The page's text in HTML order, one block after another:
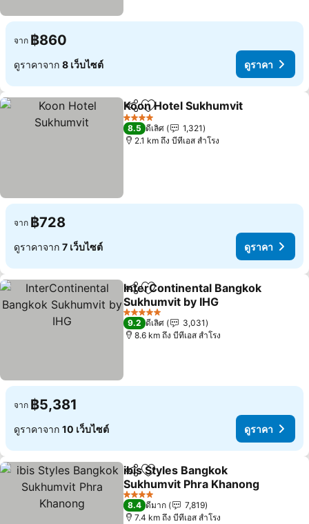
จาก ฿860
ดูราคาจาก 8 เว็บไซต์ ดูราคา
แชร์ เพิ่มในรายการโปรด
Koon Hotel Sukhumvit
4 ดาว
8.5 ดีเลิศ
1,321
2.1 km ถึง บีทีเอส สำโรง
จาก ฿728
ดูราคาจาก 7 เว็บไซต์ ดูราคา
แชร์ เพิ่มในรายการโปรด
InterContinental Bangkok
Sukhumvit by IHG
ดูราคา
5 ดาว
9.2 ดีเลิศ
3,031
8.6 km ถึง บีทีเอส สำโรง
จาก ฿5,381
ดูราคาจาก 10 เว็บไซต์ ดูราคา
แชร์ เพิ่มในรายการโปรด
ibis Styles Bangkok
Sukhumvit Phra Khanong
ดูราคา
4 ดาว
8.4 ดีมาก
7,819
7.4 km ถึง บีทีเอส สำโรง